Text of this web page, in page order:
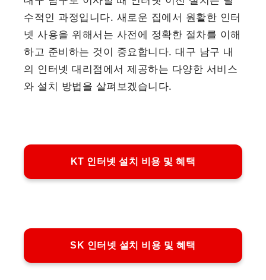
수적인 과정입니다. 새로운 집에서 원활한 인터
넷 사용을 위해서는 사전에 정확한 절차를 이해
하고 준비하는 것이 중요합니다. 대구 남구 내
의 인터넷 대리점에서 제공하는 다양한 서비스
와 설치 방법을 살펴보겠습니다.
KT 인터넷 설치 비용 및 혜택
SK 인터넷 설치 비용 및 혜택